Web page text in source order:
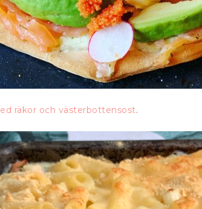
räkor och västerbottensost.